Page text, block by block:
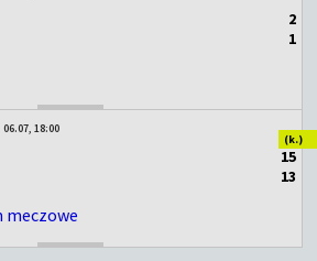
2
1
06.07, 18:00
1
1
(k.)
5
3
meczowe